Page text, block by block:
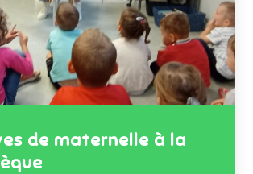
de maternelle à la